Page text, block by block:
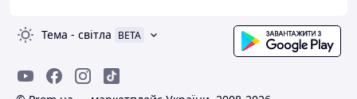
Тема - світла BETA